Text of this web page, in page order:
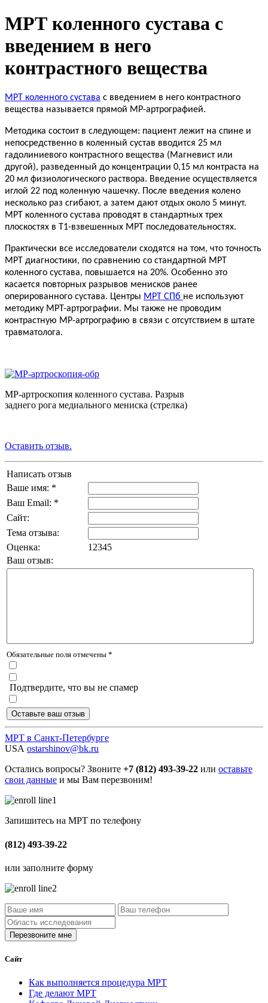
МРТ коленного сустава с
введением в него
контрастного вещества
МРТ коленного сустава с введением в него контрастного
вещества называется прямой МР-артрографией.
Методика состоит в следующем: пациент лежит на спине и
непосредственно в коленный сустав вводится 25 мл
гадолиниевого контрастного вещества (Магневист или
другой), разведенный до концентрации 0,15 мл контраста на
20 мл физиологического раствора. Введение осуществляется
иглой 22 под коленную чашечку. После введения колено
несколько раз сгибают, а затем дают отдых около 5 минут.
МРТ коленного сустава проводят в стандартных трех
плоскостях в Т1-взвешенных МРТ последовательностях.
Практически все исследователи сходятся на том, что точность
МРТ диагностики, по сравнению со стандартной МРТ
коленного сустава, повышается на 20%. Особенно это
касается повторных разрывов менисков ранее
оперированного сустава. Центры МРТ СПб не используют
методику МРТ-артрографии. Мы также не проводим
контрастную МР-артрографию в связи с отсутствием в штате
травматолога.
МР-артроскопия коленного сустава. Разрыв
заднего рога медиального мениска (стрелка)
Оставить отзыв.
Написать отзыв
Ваше имя: *
Ваш Email: *
Сайт:
Тема отзыва:
Оценка:
1 2345
Ваш отзыв:
Обязательные поля отмечены *
Подтвердите, что вы не спамер
МРТ в Санкт-Петербурге
USA ostarshinov@bk.ru
Остались вопросы? Звоните +7 (812) 493-39-22 или оставьте
свои данные и мы Вам перезвоним!
Запишитесь на МРТ по телефону
(812) 493-39-22
или заполните форму
Сайт
Как выполняется процедура МРТ
Где делают МРТ